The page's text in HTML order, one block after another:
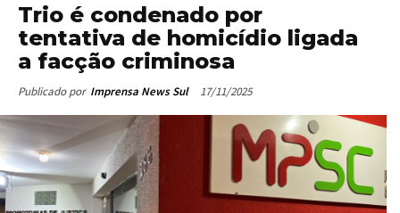
Trio é condenado por
tentativa de homicídio ligada
a facção criminosa
Publicado por Imprensa News Sul 17/11/2025